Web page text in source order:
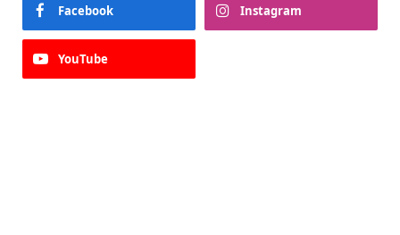
Facebook Instagram
YouTube